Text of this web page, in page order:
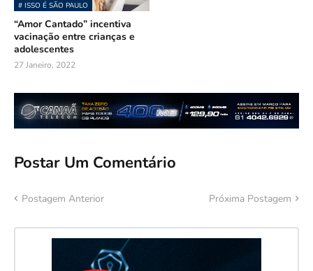
# ISSO É SÃO PAULO
“Amor Cantado” incentiva
vacinação entre crianças e
adolescentes
27 Janeiro, 2022
Postar Um Comentário
Postagem Anterior Próxima Postagem